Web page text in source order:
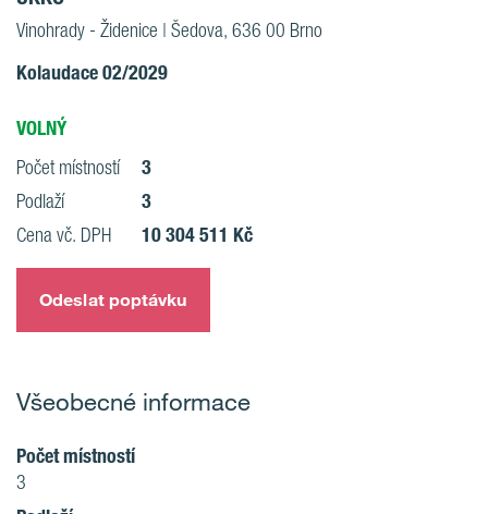
Vinohrady - Židenice | Šedova, 636 00 Brno
Kolaudace 02/2029
VOLNÝ
Počet místností 3
Podlaží 3
Cena vč. DPH 10 304 511 Kč
Odeslat poptávku
Všeobecné informace
Počet místností
3